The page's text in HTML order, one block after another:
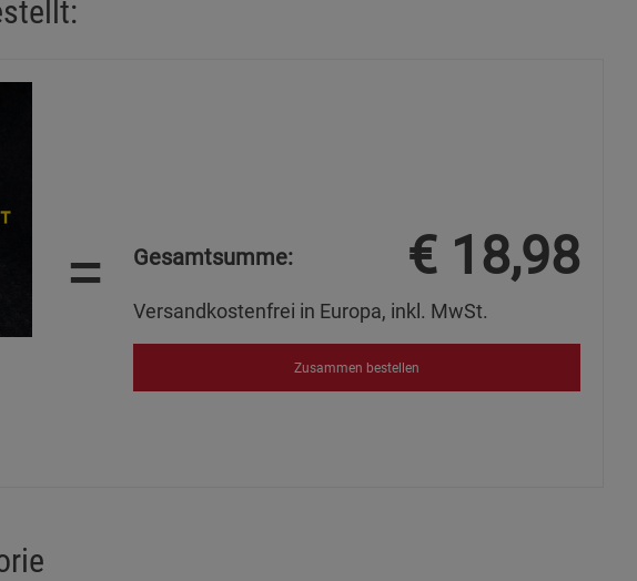
= Gesamtsumme: € 18,98
Versandkostenfrei in Europa, inkl. MwSt.
Zusammen bestellen
Statistik Cookies
Impressum